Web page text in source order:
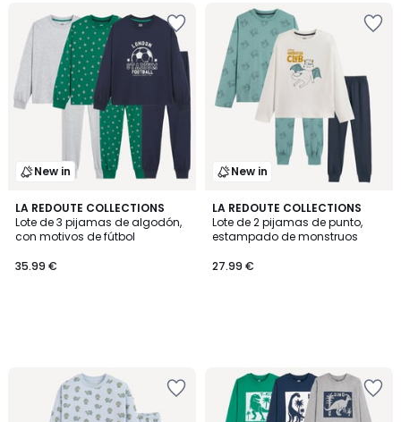
New in
LA REDOUTE COLLECTIONS
Lote de 3 pijamas de algodón,
con motivos de fútbol
35.99 €
New in
LA REDOUTE COLLECTIONS
Lote de 2 pijamas de punto,
estampado de monstruos
27.99 €